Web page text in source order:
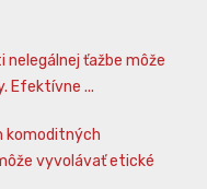
nelegálnej ťažbe môže
Efektívne ...
komoditných
vyvolávať etické